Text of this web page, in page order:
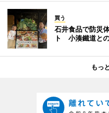
買う
石井食品で防災
ト 小湊鐵道と
もっ